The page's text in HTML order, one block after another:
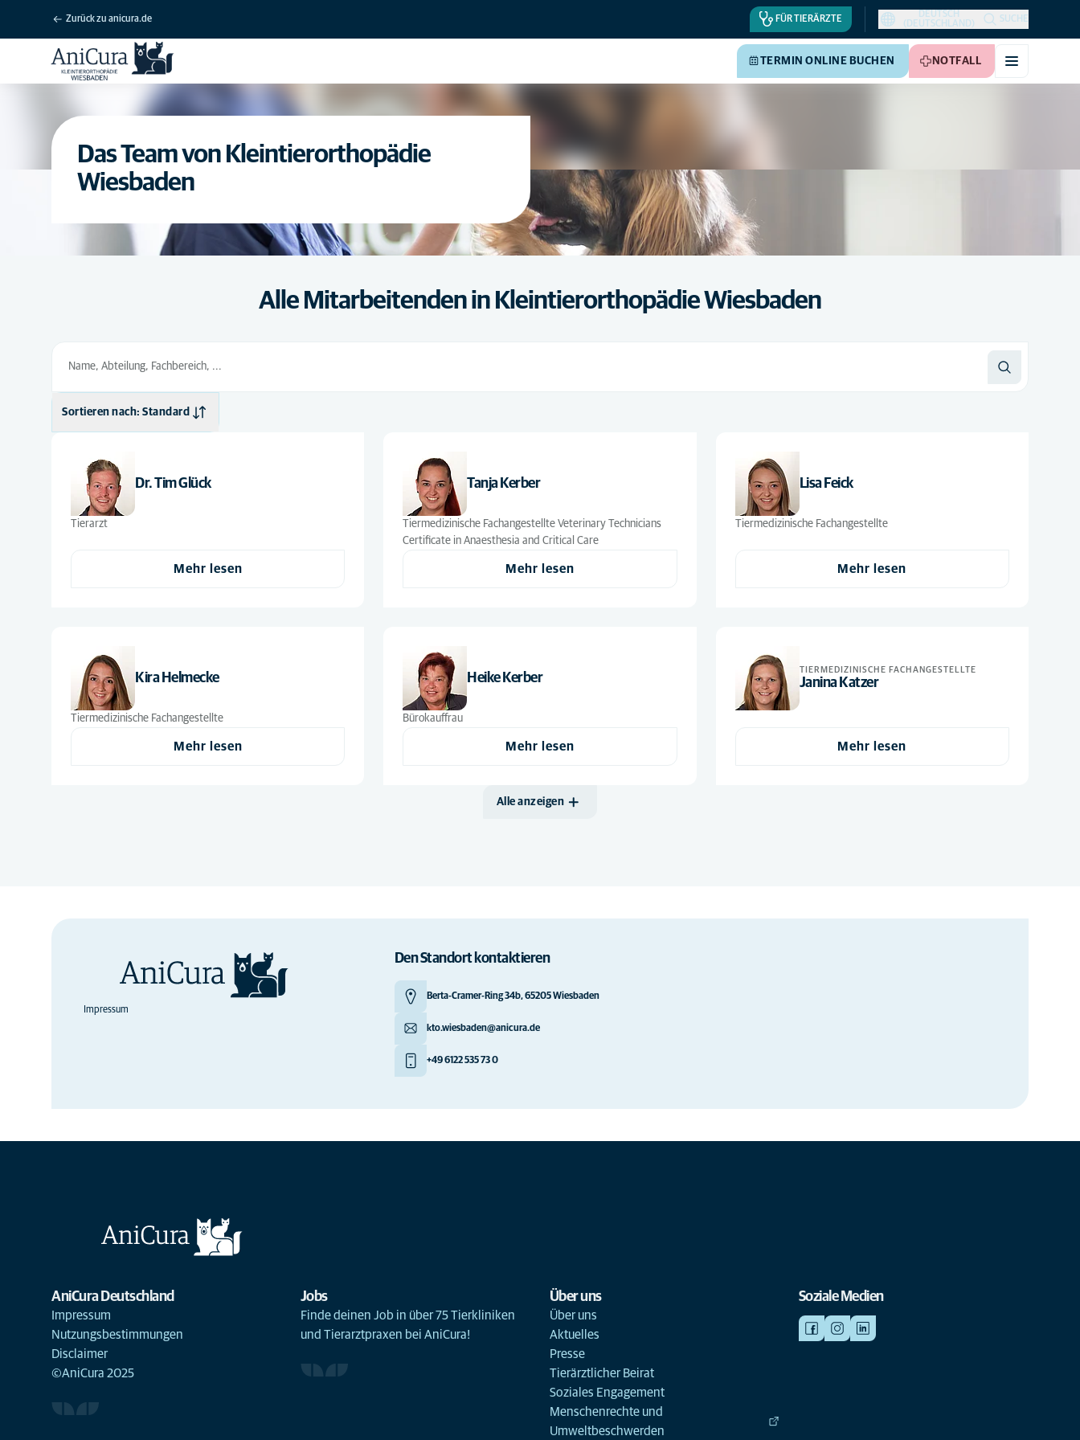
Zurück zu anicura.de FÜR TIERÄRZTE
DEUTSCH
(DEUTSCHLAND)
SUCHE
TERMIN ONLINE BUCHEN NOTFALL
Das Team von Kleintierorthopädie
Wiesbaden
Alle Mitarbeitenden in Kleintierorthopädie Wiesbaden
Sortieren nach: Standard
Alphabetisch
Dr. Tim Glück
Tierarzt
Mehr lesen
Tanja Kerber
Tiermedizinische Fachangestellte Veterinary Technicians
Certificate in Anaesthesia and Critical Care
Mehr lesen
Lisa Feick
Tiermedizinische Fachangestellte
Mehr lesen
Kira Helmecke
Tiermedizinische Fachangestellte
Mehr lesen
Heike Kerber
Bürokauffrau
Mehr lesen
TIERMEDIZINISCHE FACHANGESTELLTE
Janina Katzer
Mehr lesen
Alle anzeigen
Impressum
Den Standort kontaktieren
Berta-Cramer-Ring 34b, 65205 Wiesbaden
kto.wiesbaden@anicura.de
+49 6122 535 73 0
AniCura Deutschland
Impressum
Nutzungsbestimmungen
Disclaimer
©AniCura 2025
Jobs
Finde deinen Job in über 75 Tierkliniken
und Tierarztpraxen bei AniCura!
Über uns
Über uns
Aktuelles
Presse
Tierärztlicher Beirat
Soziales Engagement
Menschenrechte und
Umweltbeschwerden
Soziale Medien